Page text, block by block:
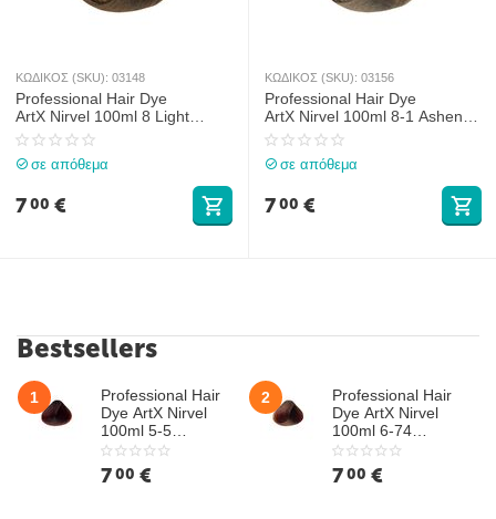
ΚΩΔΙΚΟΣ (SKU): 03148
Professional Hair Dye
ArtX Nirvel 100ml 8 Light
Blonde
σε απόθεμα
700 €
ΚΩΔΙΚΟΣ (SKU): 03156
Professional Hair Dye
ArtX Nirvel 100ml 8-1 Ashen
Light Blonde
σε απόθεμα
700 €
Bestsellers
1
Professional Hair
Dye ArtX Nirvel
100ml 5-5
Mahogany Light
Chestnut
7 00 €
2
Professional Hair
Dye ArtX Nirvel
100ml 6-74
Hazelnut Dark
Chestnut
7 00 €